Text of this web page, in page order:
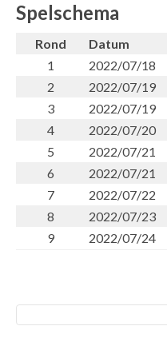
Spelschema
Rond Datum
1
2022/07/18
2
2022/07/19
3
2022/07/19
4
2022/07/20
5
2022/07/21
6
2022/07/21
7
2022/07/22
8
2022/07/23
9
2022/07/24